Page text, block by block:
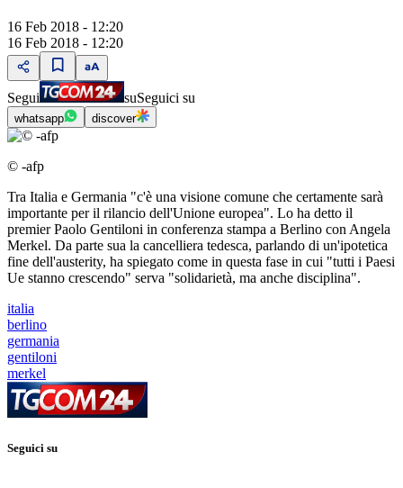
16 Feb 2018 - 12:20
16 Feb 2018 - 12:20
Segui suSeguici su
whatsapp discover
© -afp
Tra Italia e Germania "c'è una visione comune che certamente sarà
importante per il rilancio dell'Unione europea". Lo ha detto il
premier Paolo Gentiloni in conferenza stampa a Berlino con Angela
Merkel. Da parte sua la cancelliera tedesca, parlando di un'ipotetica
fine dell'austerity, ha spiegato come in questa fase in cui "tutti i Paesi
Ue stanno crescendo" serva "solidarietà, ma anche disciplina".
italia
berlino
germania
gentiloni
merkel
Seguici su